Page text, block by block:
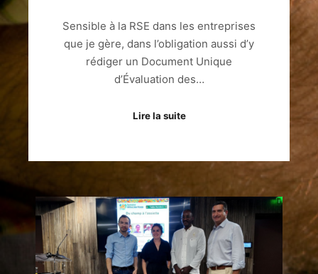
Sensible à la RSE dans les entreprises
que je gère, dans l’obligation aussi d’y
rédiger un Document Unique
d’Évaluation des…
Lire la suite